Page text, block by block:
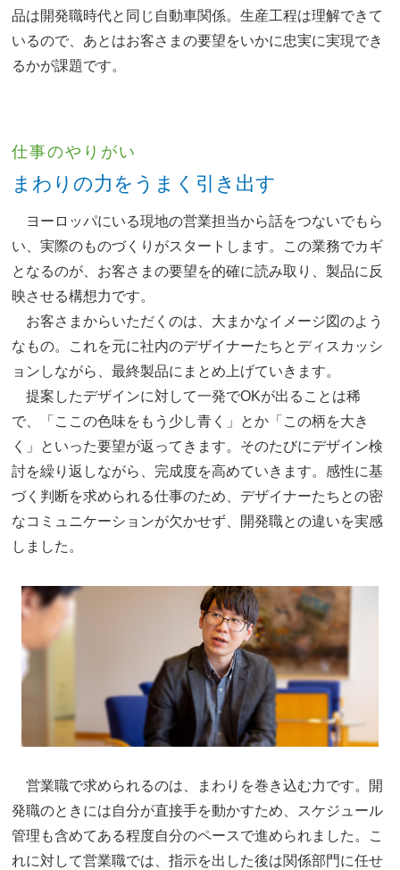
品は開発職時代と同じ自動車関係。生産工程は理解できて
いるので、あとはお客さまの要望をいかに忠実に実現でき
るかが課題です。
仕事のやりがい
まわりの力をうまく引き出す
ヨーロッパにいる現地の営業担当から話をつないでもら
い、実際のものづくりがスタートします。この業務でカギ
となるのが、お客さまの要望を的確に読み取り、製品に反
映させる構想力です。
お客さまからいただくのは、大まかなイメージ図のよう
なもの。これを元に社内のデザイナーたちとディスカッシ
ョンしながら、最終製品にまとめ上げていきます。
提案したデザインに対して一発でOKが出ることは稀
で、「ここの色味をもう少し青く」とか「この柄を大き
く」といった要望が返ってきます。そのたびにデザイン検
討を繰り返しながら、完成度を高めていきます。感性に基
づく判断を求められる仕事のため、デザイナーたちとの密
なコミュニケーションが欠かせず、開発職との違いを実感
しました。
営業職で求められるのは、まわりを巻き込む力です。開
発職のときには自分が直接手を動かすため、スケジュール
管理も含めてある程度自分のペースで進められました。こ
れに対して営業職では、指示を出した後は関係部門に任せ